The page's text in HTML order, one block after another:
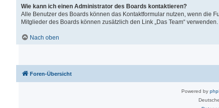
Wie kann ich einen Administrator des Boards kontaktieren?
Alle Benutzer des Boards können das Kontaktformular nutzen, wenn die
Mitglieder des Boards können zusätzlich den Link „Das Team“ verwenden.
Nach oben
Foren-Übersicht
Powered by